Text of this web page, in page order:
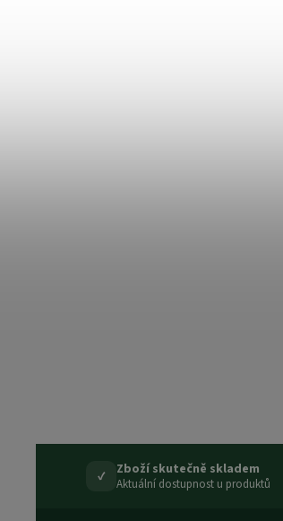
✓ Zboží skutečně skladem
Aktuální dostupnost u produktů